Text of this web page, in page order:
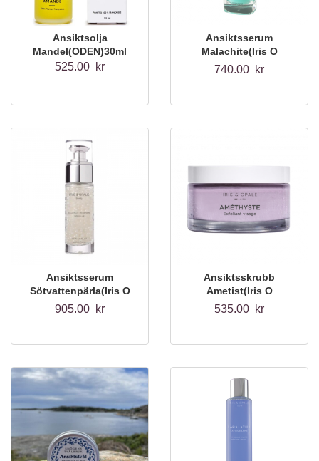
Ansiktsolja
Mandel(ODEN)30ml
525.00 kr
Ansiktsserum
Malachite(Iris O
Opale)
740.00 kr
Ansiktsserum
Sötvattenpärla(Iris O
Opale)30ml
905.00 kr
Ansiktsskrubb
Ametist(Iris O
Opale)100ml
535.00 kr